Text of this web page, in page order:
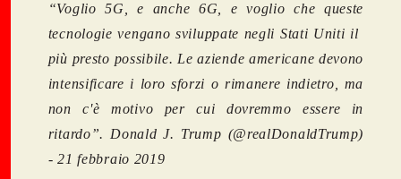
“Voglio 5G, e anche 6G, e voglio che queste
tecnologie vengano sviluppate negli Stati Uniti il ​​
più presto possibile. Le aziende americane devono
intensificare i loro sforzi o rimanere indietro, ma
non c'è motivo per cui dovremmo essere in
ritardo”. Donald J. Trump (@realDonaldTrump)
-21 febbraio 2019